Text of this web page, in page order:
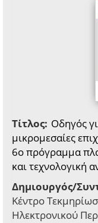
Τίτλος: Οδηγός
μικρομεσαίες
6o πρόγραμμα
και τεχνολογική
Δημιουργός/
Κέντρο
Ηλεκτρονικού